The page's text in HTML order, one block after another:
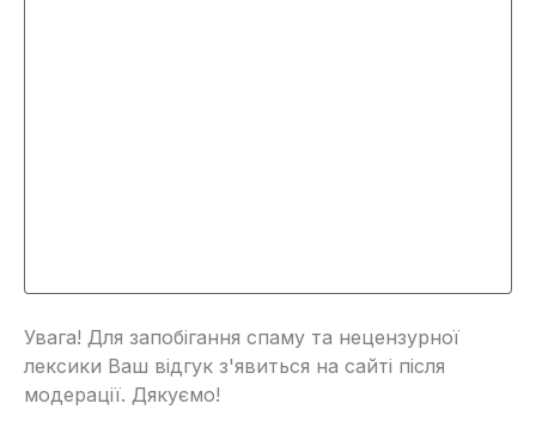
Увага! Для запобігання спаму та нецензурної
лексики Ваш відгук з'явиться на сайті після
модерації. Дякуємо!